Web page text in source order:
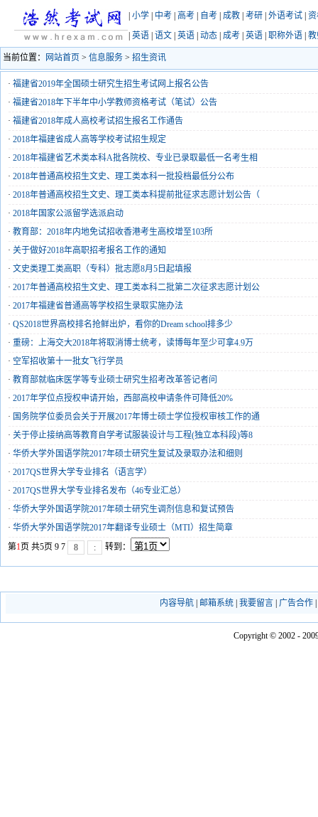
小学 中考 高考 自考 成教 考研 外语考试
英语 语文 英语 动态 成考 英语 职称外语
当前位置： 网站首页 > 信息服务 > 招生资讯
· 福建省2019年全国硕士研究生招生考试网上报名公告
· 福建省2018年下半年中小学教师资格考试（笔试）公告
· 福建省2018年成人高校考试招生报名工作通告
· 2018年福建省成人高等学校考试招生规定
· 2018年福建省艺术类本科A批各院校、专业已录取最低一名考生相
· 2018年普通高校招生文史、理工类本科一批投档最低分公布
· 2018年普通高校招生文史、理工类本科提前批征求志愿计划公告（
· 2018年国家公派留学选派启动
· 教育部：2018年内地免试招收香港考生高校增至103所
· 关于做好2018年高职招考报名工作的通知
· 文史类理工类高职（专科）批志愿8月5日起填报
· 2017年普通高校招生文史、理工类本科二批第二次征求志愿计划公
· 2017年福建省普通高等学校招生录取实施办法
· QS2018世界高校排名抢鲜出炉，看你的Dream school排多少
· 重磅：上海交大2018年将取消博士统考，读博每年至少可拿4.9万
· 空军招收第十一批女飞行学员
· 教育部就临床医学等专业硕士研究生招考改革答记者问
· 2017年学位点授权申请开始，西部高校申请条件可降低20%
· 国务院学位委员会关于开展2017年博士硕士学位授权审核工作的通
· 关于停止接纳高等教育自学考试服装设计与工程(独立本科段)等8
· 华侨大学外国语学院2017年硕士研究生复试及录取办法和细则
· 2017QS世界大学专业排名（语言学）
· 2017QS世界大学专业排名发布（46专业汇总）
· 华侨大学外国语学院2017年硕士研究生调剂信息和复试预告
· 华侨大学外国语学院2017年翻译专业硕士（MTI）招生简章
第1页 共5页 9 7 8 : 转到：
内容导航| 邮箱系统| 我要留言| 广告合作|
Copyright © 2002 -